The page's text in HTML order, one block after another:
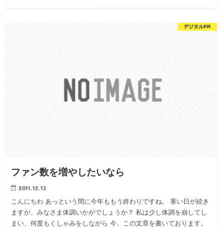
デジタルPR
ファン数を増やしたいなら
2011.12.13
こんにちわ あっという間に今年ももう終わりですね。 寒い日が続き
ますが、みなさま体調いかがでしょうか？ 私は少し体調を崩してし
まい、何度もくしゃみをしながら 今、この文章を書いております。